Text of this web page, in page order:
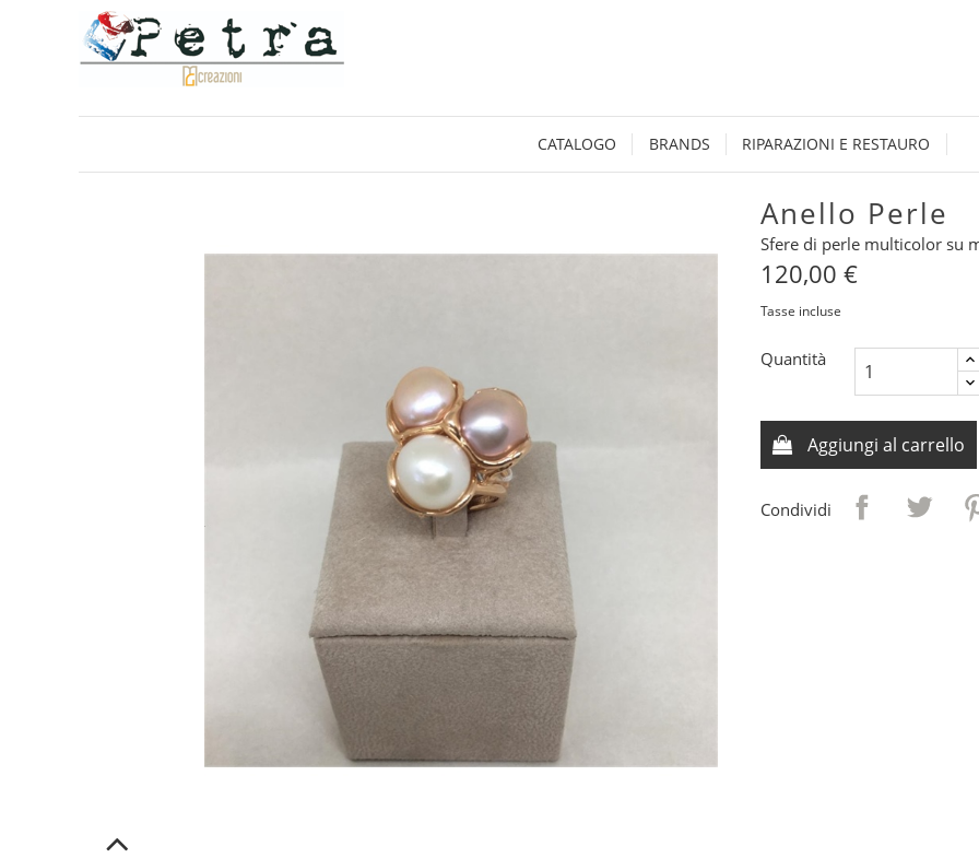
CATALOGO BRANDS RIPARAZIONI E RESTAURO
Anello Perle
Sfere di perle multicolor su
120,00 €
Tasse incluse
Quantità
Aggiungi al carrello
Condividi